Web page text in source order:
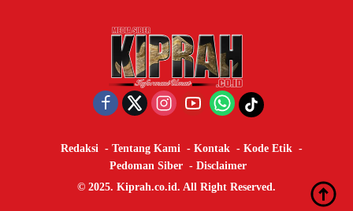
Redaksi Tentang Kami Kontak
Kode Etik
Pedoman Siber
Disclaimer
© 2025. Kiprah.co.id. All Right Reserved.